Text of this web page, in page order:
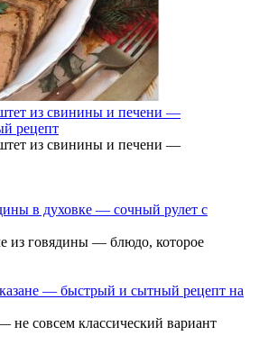
из свинины и печени —
рецепт
из свинины и печени —
в духовке — сочный рулет с
из говядины — блюдо, которое
— быстрый и сытный рецепт на
не совсем классический вариант